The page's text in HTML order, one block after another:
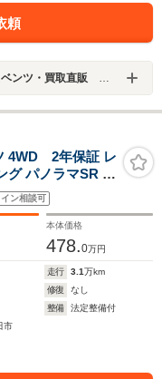
頼
ンター／（株）シーリーフ
4WD 2年保証 レ
グ パノラマSR ブ
8インチワイド
度カメラ LED
ン相談可
本体価格
478.0万円
走行 3.1万km
修復
なし
整備
法定整備付
市